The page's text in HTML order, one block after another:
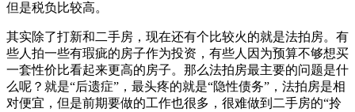
但是税负比较高。
其实除了打新和二手房，现在还有个比较火的就是法拍房。有
些人拍一些有瑕疵的房子作为投资，有些人因为预算不够想买
一套性价比看起来更高的房子。那么法拍房最主要的问题是什
么呢？就是“后遗症”，最头疼的就是“隐性债务”，法拍房是相
对便宜，但是前期要做的工作也很多，很难做到二手房的“拎